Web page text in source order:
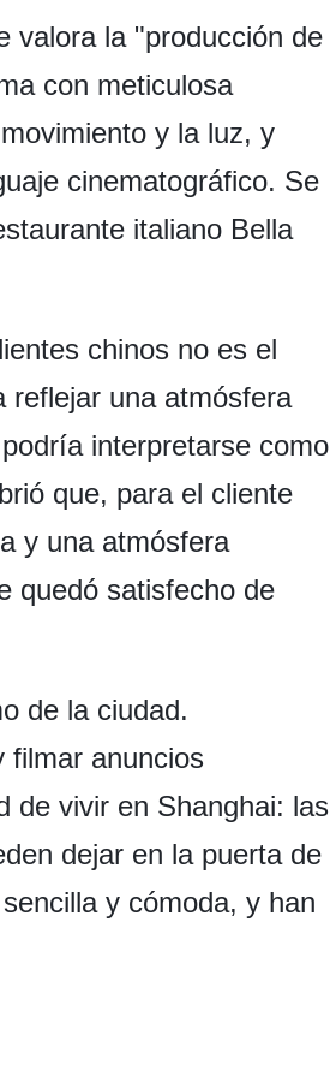
valora la "producción de
con meticulosa
y la luz, y
cinematográfico. Se
italiano Bella
chinos no es el
reflejar una atmósfera
interpretarse como
que, para el cliente
y una atmósfera
quedó satisfecho de
de la ciudad.
filmar anuncios
de vivir en Shanghai: las
dejar en la puerta de
y cómoda, y han